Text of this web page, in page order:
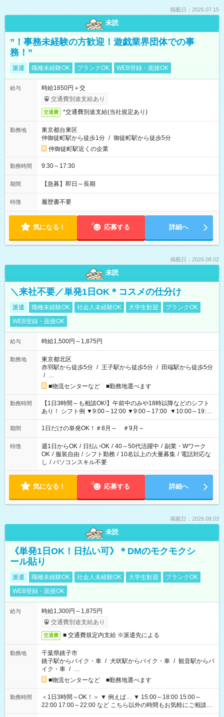
掲載日：2026.07.15
未読
”！事務未経験の方歓迎！遊戯業界団体での事
務！”
派遣 職種未経験OK ブランクOK WEB登録・面接OK
給与
時給1650円＋交
交通費別途支給あり
交通費 *交通費別途支給(当社規定あり)
勤務地
東京都台東区
仲御徒町駅から徒歩1分 / 御徒町駅から徒歩5分
仲御徒町駅近くの企業
勤務時間 9:30～17:30
期間 【急募】即日～長期
特徴 履歴書不要
気になる！ 応募する 詳細へ
掲載日：2026.08.02
未読
＼来社不要／単発1日OK＊コスメの仕分け
派遣 職種未経験OK 社会人未経験OK 大学生歓迎
ブランクOK
WEB登録・面接OK
給与 時給1,500円～1,875円
勤務地
東京都北区
赤羽駅から徒歩5分 / 王子駅から徒歩5分 / 田端駅から徒歩5分
/ …
■物流センターなど ■勤務地選べます
勤務時間
【1日3時間～も相談OK!】午前中のみや18時以降などのシフト
あり！ シフト例 ▼9:00～12:00 ▼9:00～17:00 ▼10:00～19:00
▼18:00～21:00
期間 1日だけの単発OK！＃8月～ ＃9月～
特徴 週1日からOK / 日払いOK / 40～50代活躍中 / 副業・Wワーク
OK / 服装自由 / シフト勤務 / 10名以上の大量募集 / 電話対応な
し / パソコンスキル不要
気になる！ 応募する 詳細へ
掲載日：2026.08.03
未読
《単発1日OK！日払い可》＊DMのモクモクシ
ール貼り
派遣 職種未経験OK 社会人未経験OK 大学生歓迎
ブランクOK
WEB登録・面接OK
給与
時給1,300円～1,875円
交通費別途支給あり
交通費 ■ 交通費規定内支給 ※派遣先による
勤務地
千葉県銚子市
銚子駅からバイク・車 / 犬吠駅からバイク・車 / 観音駅からバ
イク・車 / …
■物流センターなど ■勤務地選べます
勤務時間
＜1日3時間～OK！＞ ▼ 例えば… ▼ 15:00～18:00 15:00～
22:00 17:00～22:00 など こちら以外の時間もお気軽にご相談く
ださい！